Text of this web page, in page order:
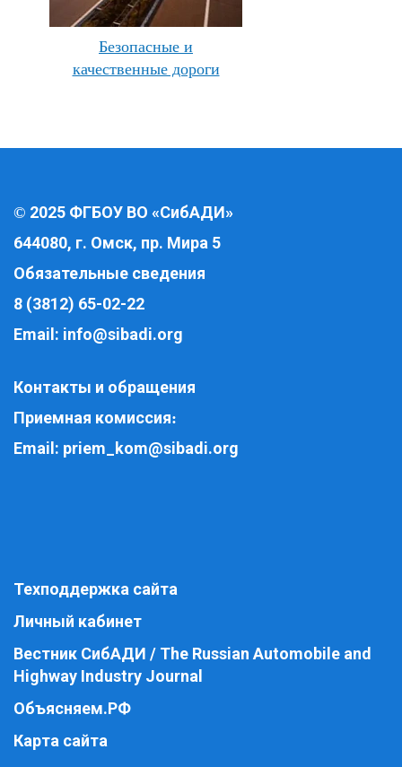
Безопасные и
качественные дороги
© 2025 ФГБОУ ВО «СибАДИ»
644080, г. Омск, пр. Мира 5
Обязательные сведения
8 (3812) 65-02-22
Email: info@sibadi.org
Контакты и обращения
Приемная комиссия:
Email: priem_kom@sibadi.org
Техподдержка сайта
Личный кабинет
Вестник СибАДИ / The Russian Automobile and
Highway Industry Journal
Объясняем.РФ
Карта сайта